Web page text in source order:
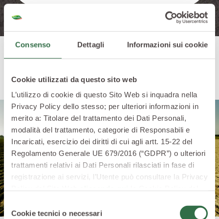
Consenso Dettagli Informazioni sui cookie
Cookie utilizzati da questo sito web
L’utilizzo di cookie di questo Sito Web si inquadra nella
Privacy Policy dello stesso; per ulteriori informazioni in
merito a: Titolare del trattamento dei Dati Personali,
modalità del trattamento, categorie di Responsabili e
Incaricati, esercizio dei diritti di cui agli artt. 15-22 del
Regolamento Generale UE 679/2016 (“GDPR”) o ulteriori
trattamenti relativi ai Dati Personali rilasciati in fase di
registrazione ai servizi, l’Utente può consultare la Privacy
specifiche per i servizi forniti tramite il Sito Web.
Selezione
delCookie tecnici o necessari
I nostri consigli